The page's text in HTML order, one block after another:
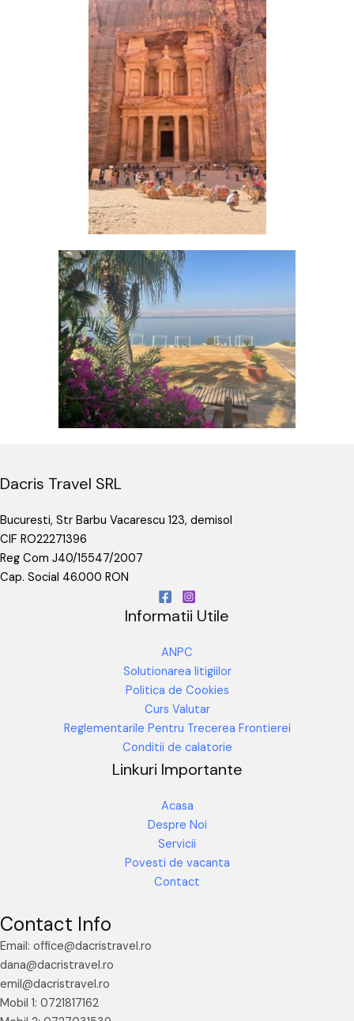
Dacris Travel SRL
Bucuresti, Str Barbu Vacarescu 123, demisol
CIF RO22271396
Reg Com J40/15547/2007
Cap. Social 46.000 RON
Informatii Utile
ANPC
Solutionarea litigiilor
Politica de Cookies
Curs Valutar
Reglementarile Pentru Trecerea Frontierei
Conditii de calatorie
Linkuri Importante
Acasa
Despre Noi
Servicii
Povesti de vacanta
Contact
Contact Info
Email: office@dacristravel.ro
dana@dacristravel.ro
emil@dacristravel.ro
Mobil 1: 0721817162